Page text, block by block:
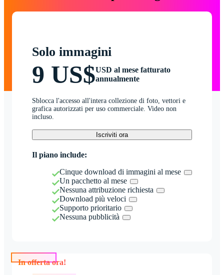
Solo immagini
9 US$USD al mese fatturato
annualmente
Sblocca l'accesso all'intera collezione di foto, vettori e
grafica autorizzati per uso commerciale. Video non
incluso.
Iscriviti ora
Il piano include:
Cinque download di immagini al mese
Un pacchetto al mese
Nessuna attribuzione richiesta
Download più veloci
Supporto prioritario
Nessuna pubblicità